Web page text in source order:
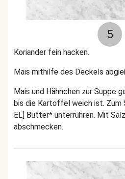
5
Koriander fein hacken.
Mais mithilfe des Deckels
Mais und Hähnchen zur Suppe
bis die Kartoffel weich ist. Zum
EL] Butter* unterrühren. Mit
abschmecken.